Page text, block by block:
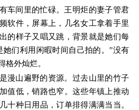
车间里的忙碌。王明炬的妻子管君
软件，屏幕上，几名女工拿着手里
的样子又唱又跳，背景就是她们每
她们利用闲暇时间自己拍的。”没有
格外灿烂。
漫山遍野的资源。过去山里的竹子
值低，销路也窄。这些年镇上推动
十种日用品，订单排得满满当当。